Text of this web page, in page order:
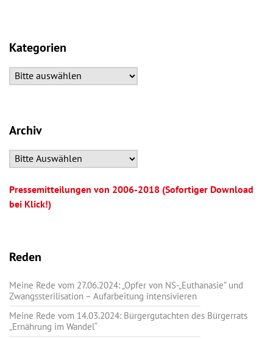
Kategorien
Archiv
Pressemitteilungen von 2006-2018 (Sofortiger Download
bei Klick!)
Reden
Meine Rede vom 27.06.2024: „Opfer von NS-„Euthanasie” und
Zwangssterilisation – Aufarbeitung intensivieren
Meine Rede vom 14.03.2024: Bürgergutachten des Bürgerrats
„Ernährung im Wandel“